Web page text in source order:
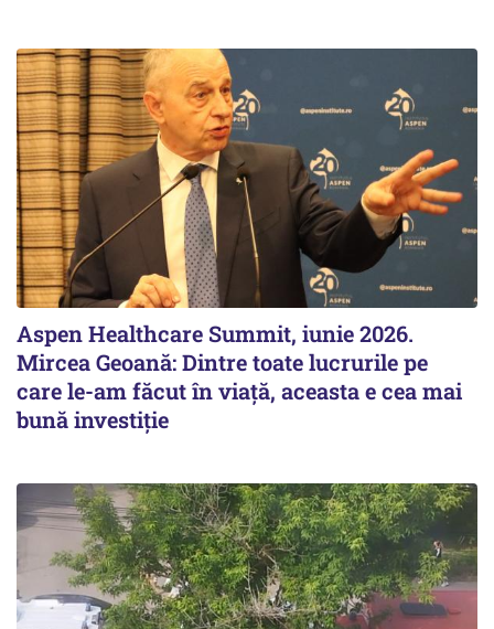
Aspen Healthcare Summit, iunie 2026.
Mircea Geoană: Dintre toate lucrurile pe
care le-am făcut în viață, aceasta e cea mai
bună investiție